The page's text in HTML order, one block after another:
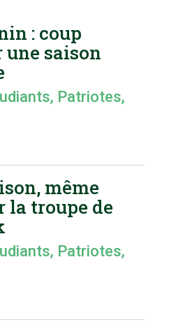
: coup
une saison
, Patriotes,
même
la troupe de
, Patriotes,